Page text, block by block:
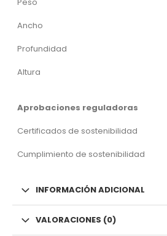
Peso
Ancho
Profundidad
Altura
Aprobaciones reguladoras
Certificados de sostenibilidad
Cumplimiento de sostenibilidad
INFORMACIÓN ADICIONAL
VALORACIONES (0)